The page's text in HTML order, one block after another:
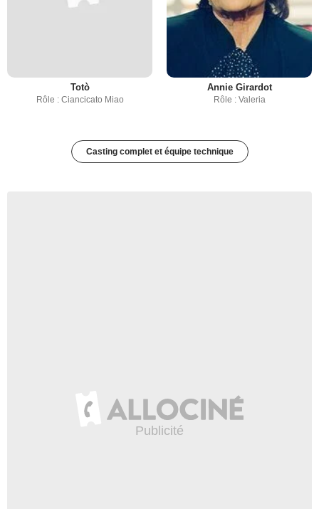
Totò
Rôle : Ciancicato Miao
Annie Girardot
Rôle : Valeria
Casting complet et équipe technique